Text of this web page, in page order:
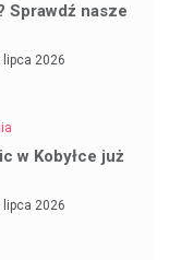
Sprawdź nasze
lipca 2026
w Kobyłce już
lipca 2026